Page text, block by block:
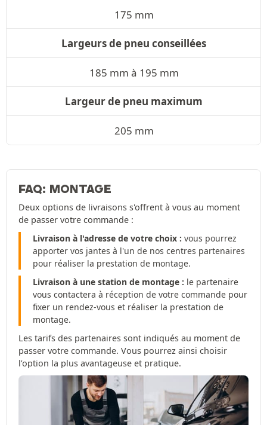
175 mm
Largeurs de pneu conseillées
185 mm à 195 mm
Largeur de pneu maximum
205 mm
FAQ: MONTAGE
Deux options de livraisons s'offrent à vous au moment
de passer votre commande :
Livraison à l'adresse de votre choix : vous pourrez
apporter vos jantes à l'un de nos centres partenaires
pour réaliser la prestation de montage.
Livraison à une station de montage : le partenaire
vous contactera à réception de votre commande pour
fixer un rendez-vous et réaliser la prestation de
montage.
Les tarifs des partenaires sont indiqués au moment de
passer votre commande. Vous pourrez ainsi choisir
l’option la plus avantageuse et pratique.